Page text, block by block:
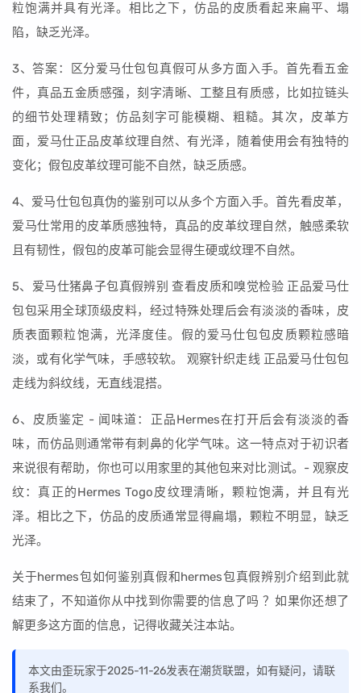
粒饱满并具有光泽。相比之下，仿品的皮质看起来扁平、塌
陷，缺乏光泽。
3、答案：区分爱马仕包包真假可从多方面入手。首先看五金
件，真品五金质感强，刻字清晰、工整且有质感，比如拉链头
的细节处理精致；仿品刻字可能模糊、粗糙。其次，皮革方
面，爱马仕正品皮革纹理自然、有光泽，随着使用会有独特的
变化；假包皮革纹理可能不自然，缺乏质感。
4、爱马仕包包真伪的鉴别可以从多个方面入手。首先看皮革，
爱马仕常用的皮革质感独特，真品的皮革纹理自然，触感柔软
且有韧性，假包的皮革可能会显得生硬或纹理不自然。
5、爱马仕猪鼻子包真假辨别 查看皮质和嗅觉检验 正品爱马仕
包包采用全球顶级皮料，经过特殊处理后会有淡淡的香味，皮
质表面颗粒饱满，光泽度佳。假的爱马仕包包皮质颗粒感暗
淡，或有化学气味，手感较软。 观察针织走线 正品爱马仕包包
走线为斜纹线，无直线混搭。
6、皮质鉴定 - 闻味道：正品Hermes在打开后会有淡淡的香
味，而仿品则通常带有刺鼻的化学气味。这一特点对于初识者
来说很有帮助，你也可以用家里的其他包来对比测试。- 观察皮
纹：真正的Hermes Togo皮纹理清晰，颗粒饱满，并且有光
泽。相比之下，仿品的皮质通常显得扁塌，颗粒不明显，缺乏
光泽。
关于hermes包如何鉴别真假和hermes包真假辨别介绍到此就
结束了，不知道你从中找到你需要的信息了吗 ？如果你还想了
解更多这方面的信息，记得收藏关注本站。
本文由歪玩家于2025-11-26发表在潮货联盟，如有疑问，请联
系我们。